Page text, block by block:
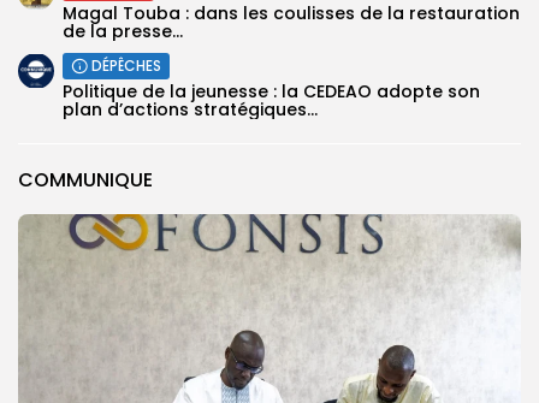
COMMUNIQUE
Magal Touba : dans les coulisses de la restauration
de la presse...
DÉPÊCHES
Politique de la jeunesse : la CEDEAO adopte son
plan d’actions stratégiques...